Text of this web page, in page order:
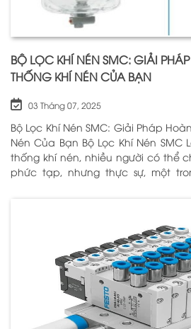
BỘ LỌC KHÍ NÉN SMC: GIẢI
THỐNG KHÍ NÉN CỦA BẠN
03 Tháng 07, 2025
Bộ Lọc Khí Nén SMC: Giải Pháp
Nén Của Bạn Bộ Lọc Khí Nén SMC Là Gì? Khi nhắc đến hệ
thống khí nén, nhiều người có thể
phức tạp, nhưng thực sự, một